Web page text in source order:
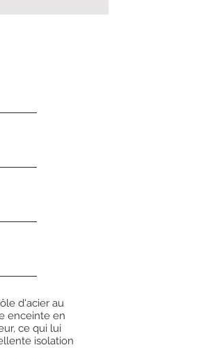
d'acier au
enceinte en
ce qui lui
isolation